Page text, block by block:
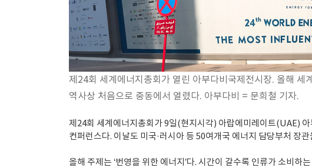
제24회 세계에너지총회가 열린 아부다비국제전시장. 올해 세
역사상 처음으로 중동에서 열렸다. 아부다비 = 문희철 기자.
제24회 세계에너지총회가 9일(현지시각) 아랍에미레이트(UAE)
컨퍼런스다. 이날도 미국·러시아 등 50여개국 에너지 담당부처 장
올해 주제는 ‘번영을 위한 에너지’다. 시간이 갈수록 인류가 소비